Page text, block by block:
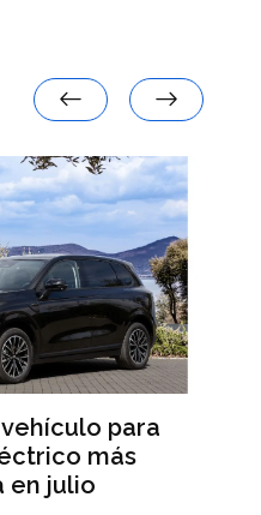
para
más
en julio